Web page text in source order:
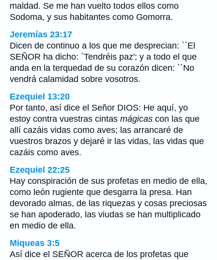
maldad. Se me han vuelto todos ellos como
Sodoma, y sus habitantes como Gomorra.
Jeremías 23:17
Dicen de continuo a los que me desprecian: ``El
SEÑOR ha dicho: `Tendréis paz'; y a todo el que
anda en la terquedad de su corazón dicen: ``No
vendrá calamidad sobre vosotros.
Ezequiel 13:20
Por tanto, así dice el Señor DIOS: He aquí, yo
estoy contra vuestras cintas mágicas con las que
allí cazáis vidas como aves; las arrancaré de
vuestros brazos y dejaré ir las vidas, las vidas que
cazáis como aves.
Ezequiel 22:25
Hay conspiración de sus profetas en medio de ella,
como león rugiente que desgarra la presa. Han
devorado almas, de las riquezas y cosas preciosas
se han apoderado, las viudas se han multiplicado
en medio de ella.
Miqueas 3:5
Así dice el SEÑOR acerca de los profetas que